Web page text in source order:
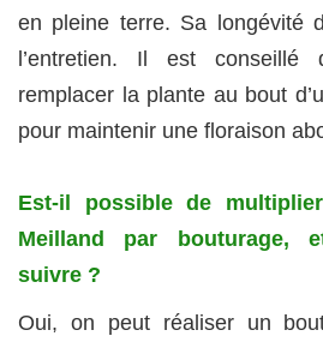
en pleine terre. Sa longévité
l’entretien. Il est
remplacer la plante au bout
pour maintenir une floraison
Est-il possible de
Meilland par bouturage,
suivre ?
Oui, on peut réaliser un